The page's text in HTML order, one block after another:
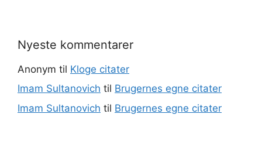
Nyeste kommentarer
Anonym til Kloge citater
Imam Sultanovich til Brugernes egne citater
Imam Sultanovich til Brugernes egne citater